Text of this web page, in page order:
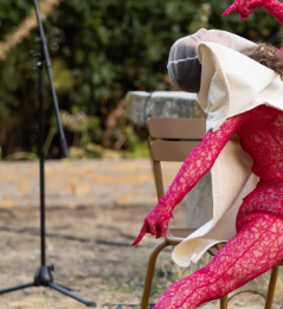
About
FR/EN